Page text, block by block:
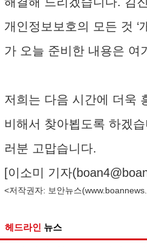
개인정보보호의 모든 것 ‘
가 오늘 준비한 내용은 여
저희는 다음 시간에 더욱
비해서 찾아뵙도록 하겠
러분 고맙습니다.
[이소미 기자(
<저작권자: 보안뉴스(
헤드라인 뉴스